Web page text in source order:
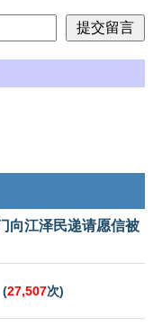
向江泽民递请愿信被
(27,507次)